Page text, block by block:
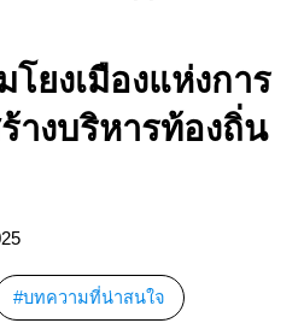
โยงเมืองแห่งการ
างบริหารท้องถิ่น
บทความที่น่าสนใจ